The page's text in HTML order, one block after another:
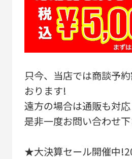
只今、当店では商談予
おります!
遠方の場合は通販も対
是非一度お問い合わせ
★大決算セール開催中